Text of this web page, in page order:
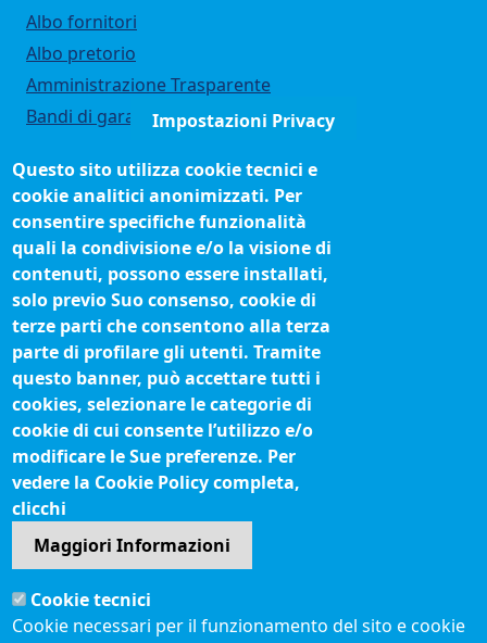
Albo fornitori
Albo pretorio
Amministrazione Trasparente
Bandi di gara
Concorsi e selezioni
Organigramma
Procedimenti (come fare per)
Siti tematici
Biblioteca camerale
Fatturazione elettronica
IBAN pagamenti alla CCIAA
Questionari soddisfazione utenti
Seguici su
Sito web
Accesso riservato
Impostazioni Privacy
Questo sito utilizza cookie tecnici e
cookie analitici anonimizzati. Per
consentire specifiche funzionalità
quali la condivisione e/o la visione di
contenuti, possono essere installati,
solo previo Suo consenso, cookie di
terze parti che consentono alla terza
parte di profilare gli utenti. Tramite
questo banner, può accettare tutti i
cookies, selezionare le categorie di
cookie di cui consente l’utilizzo e/o
modificare le Sue preferenze. Per
vedere la Cookie Policy completa,
clicchi
Maggiori Informazioni
Cookie tecnici
Cookie necessari per il funzionamento del sito e cookie